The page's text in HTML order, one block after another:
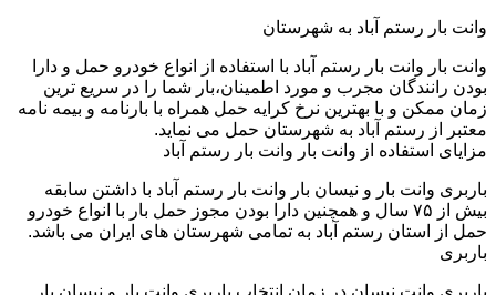
وانت بار رستم آباد به شهرستان
وانت بار وانت بار رستم آباد با استفاده از انواع خودرو حمل و دارا
بودن رانندگان مجرب و مورد اطمینان،بار شما را در سریع ترین
زمان ممکن و با بهترین نرخ کرایه حمل همراه با بارنامه و بیمه نامه
معتبر از رستم آباد به شهرستان حمل می نماید.
مزایای استفاده از وانت بار وانت بار رستم آباد
باربری وانت بار و نیسان بار وانت بار رستم آباد با داشتن سابقه
بیش از ۷۵ سال و همچنین دارا بودن مجوز حمل بار با انواع خودرو
حمل از استان رستم آباد به تمامی شهرستان های ایران می باشد.
باربری